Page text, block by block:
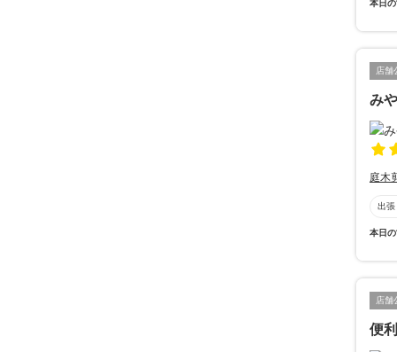
本日
店舗
み
庭木
出張
本日
店舗
便